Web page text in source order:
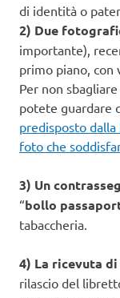
di identità o
2) Due
importante),
primo piano, con
Per non
potete guardare
predisposto
foto che
3) Un
“bollo
tabaccheria.
4) La ricevuta
rilascio del